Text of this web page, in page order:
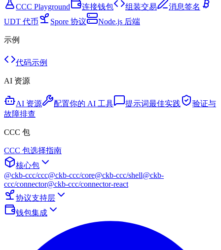
CCC Playground 连接钱包 组装交易
消息签名
UDT 代币
Spore 协议 Node.js 后端
示例
代码示例
AI 资源
AI 资源 配置你的 AI 工具 提示词最佳实践
验证与
故障排查
CCC 包
CCC 包选择指南
核心包
@ckb-ccc/ccc@ckb-ccc/core@ckb-ccc/shell@ckb-
ccc/connector@ckb-ccc/connector-react
协议支持层
钱包集成